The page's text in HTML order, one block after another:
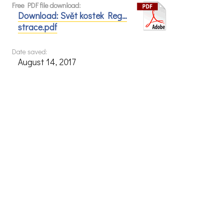
Free PDF file download:
Download: Svět kostek Reg…
strace.pdf
Date saved:
August 14, 2017